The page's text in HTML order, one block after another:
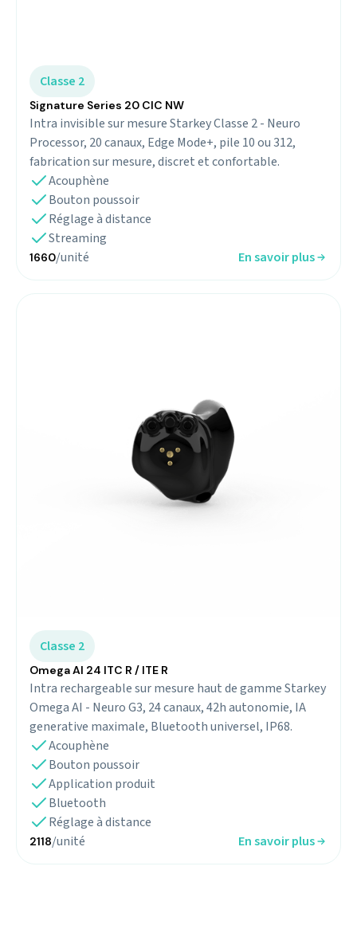
Classe 2
Signature Series 20 CIC NW
Intra invisible sur mesure Starkey Classe 2 - Neuro
Processor, 20 canaux, Edge Mode+, pile 10 ou 312,
fabrication sur mesure, discret et confortable.
Acouphène
Bouton poussoir
Réglage à distance
Streaming
1660/unité En savoir plus
Classe 2
Omega AI 24 ITC R / ITE R
Intra rechargeable sur mesure haut de gamme Starkey
Omega AI - Neuro G3, 24 canaux, 42h autonomie, IA
generative maximale, Bluetooth universel, IP68.
Acouphène
Bouton poussoir
Application produit
Bluetooth
Réglage à distance
2118/unité En savoir plus